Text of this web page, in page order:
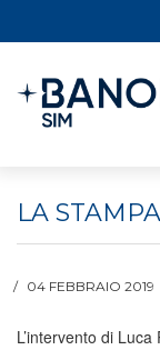
LA STAMPA
04 FEBBRAIO 2019
L’intervento di